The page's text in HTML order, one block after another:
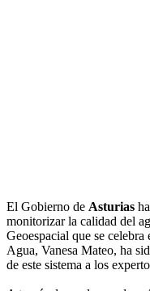
El Gobierno de Asturias
monitorizar la calidad del
Geoespacial que se celebra
Agua, Vanesa Mateo, ha
de este sistema a los